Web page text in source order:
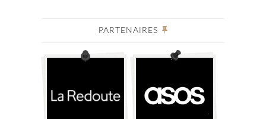
PARTENAIRES